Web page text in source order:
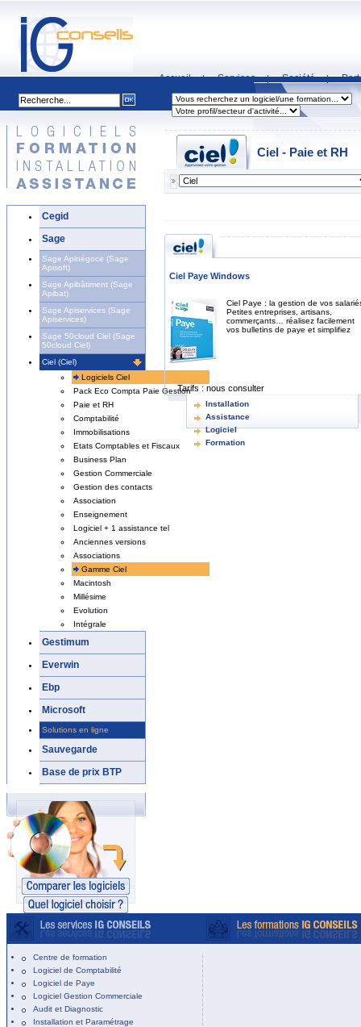
Accueil | Services | Société |
Cegid
Sage
Sage Apinégoce (Sage
Apisoft)
Sage Apibâtiment (Sage
Apibat)
Sage Apiservices (Sage
Apiservices)
Sage 50cloud Ciel (Sage
50cloud Ciel)
Ciel (Ciel)
Logiciels Ciel
Pack Eco Compta Paie Gestion
Paie et RH
Comptabilité
Immobilisations
Etats Comptables et Fiscaux
Business Plan
Gestion Commerciale
Gestion des contacts
Association
Enseignement
Logiciel + 1 assistance tel
Anciennes versions
Associations
Gamme Ciel
Macintosh
Millésime
Evolution
Intégrale
Gestimum
Everwin
Ebp
Microsoft
Solutions en ligne
Sauvegarde
Base de prix BTP
Ciel - Paie et RH
Ciel Paye Windows
Ciel Paye : la gestion de vos
Petites entreprises, artisans,
commerçants… réalisez facilement
vos bulletins de paye et simplifiez
Tarifs : nous consulter
Installation
Assistance
Logiciel
Formation
Centre de formation
Logiciel de Comptabilité
Logiciel de Paye
Logiciel Gestion Commerciale
Audit et Diagnostic
Installation et Paramétrage